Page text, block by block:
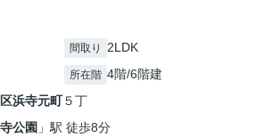
間取り 2LDK
所在階 4階/6階建
浜寺元町５丁
公園 」駅 徒歩8分